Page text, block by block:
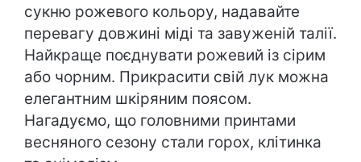
сукню рожевого кольору, надавайте
перевагу довжині міді та завуженій талії.
Найкраще поєднувати рожевий із сірим
або чорним. Прикрасити свій лук можна
елегантним шкіряним поясом.
Нагадуємо, що головними принтами
весняного сезону стали горох, клітинка